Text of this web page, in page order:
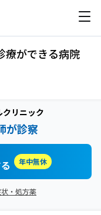
療ができる病院
クリニック
が診察
年中無休
・処方薬